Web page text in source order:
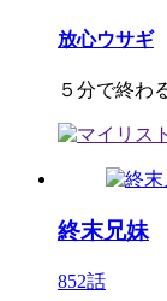
放心ウサギ
５分で終わ
終末兄妹
852話